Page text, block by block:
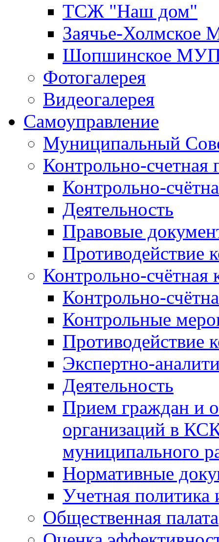
ТСЖ "Наш дом"
Заячье-
Шопшинское
Фотогалерея
Видеогалерея
Самоуправление
Муниципальный
Контрольно-счетная
Контрольно-
Деятельность
Правовые
Противодействие
Контрольно-счётная
Контрольно-
Контрольные
Противодействие
Экспертно-
Деятельность
Прием граждан и
организаций в
муниципального
Нормативные
Учетная политика
Общественная палата